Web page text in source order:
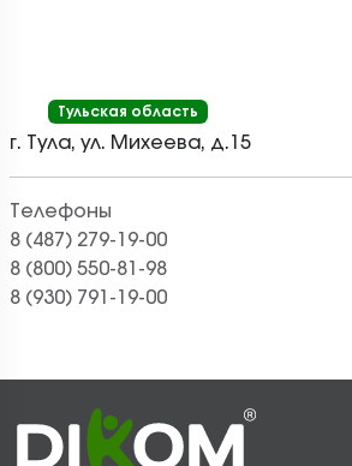
Тульская область
г. Тула, ул. Михеева, д.15
Телефоны
8 (487) 279-19-00
8 (800) 550-81-98
8 (930) 791-19-00